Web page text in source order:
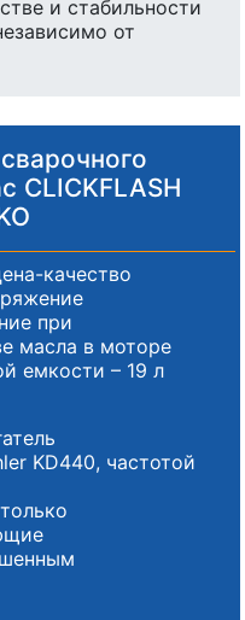
и стабильности
от
CLICKFLASH
качество
при
масла в моторе
емкости – 19 л
KD440, частотой